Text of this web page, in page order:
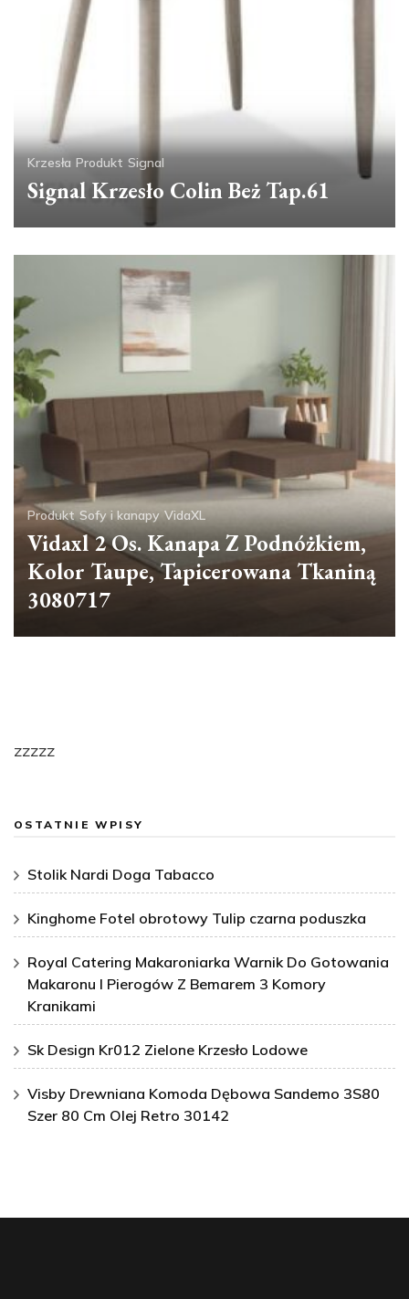
Krzesła Produkt Signal
Signal Krzesło Colin Beż Tap.61
Produkt Sofy i kanapy VidaXL
Vidaxl 2 Os. Kanapa Z Podnóżkiem,
Kolor Taupe, Tapicerowana Tkaniną
3080717
zzzzz
OSTATNIE WPISY
Stolik Nardi Doga Tabacco
Kinghome Fotel obrotowy Tulip czarna poduszka
Royal Catering Makaroniarka Warnik Do Gotowania
Makaronu I Pierogów Z Bemarem 3 Komory
Kranikami
Sk Design Kr012 Zielone Krzesło Lodowe
Visby Drewniana Komoda Dębowa Sandemo 3S80
Szer 80 Cm Olej Retro 30142